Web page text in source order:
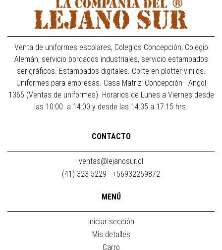
Venta de uniformes escolares, Colegios Concepción, Colegio
Alemán, servicio bordados industriales, servicio estampados
serigráficos. Estampados digitales. Corte en plotter vinilos.
Uniformes para empresas. Casa Matriz: Concepción - Angol
1365 (Ventas de uniformes). Horarios de Lunes a Viernes desde
las 10:00 a 14:00 y desde las 14:35 a 17:15 hrs.
CONTACTO
ventas@lejanosur.cl
(41) 323 5229 - +56932269872
MENÚ
Iniciar sección
Mis detalles
Carro